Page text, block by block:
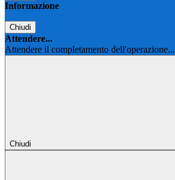
Informazione
Chiudi
Attendere...
Attendere il completamento dell'operazione...
Chiudi